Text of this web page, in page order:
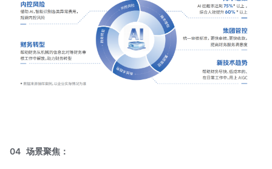
04 场景聚焦：